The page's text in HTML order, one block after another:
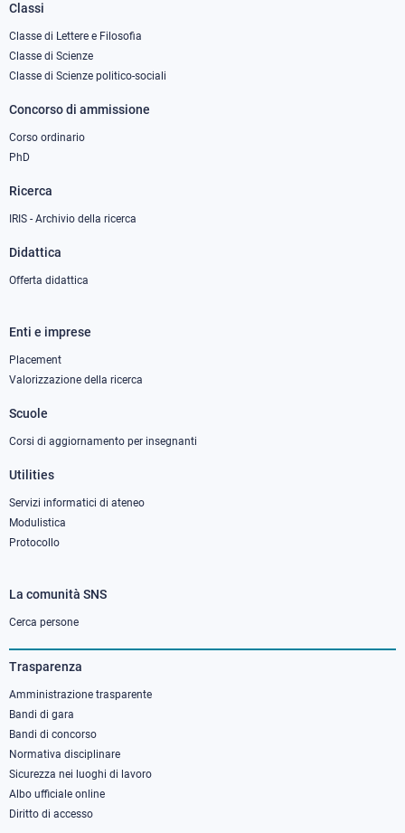
Footer
column
1
Classi
Classe di Lettere e Filosofia
Classe di Scienze
Classe di Scienze politico-sociali
Concorso di ammissione
Corso ordinario
PhD
Ricerca
IRIS - Archivio della ricerca
Didattica
Offerta didattica
Footer
column
Enti e imprese
Placement
Valorizzazione della ricerca
Scuole
Corsi di aggiornamento per insegnanti
Utilities
Servizi informatici di ateneo
Modulistica
Protocollo
Footer
column
3
La comunità SNS
Cerca persone
Trasparenza
Amministrazione trasparente
Bandi di gara
Bandi di concorso
Normativa disciplinare
Sicurezza nei luoghi di lavoro
Albo ufficiale online
Diritto di accesso